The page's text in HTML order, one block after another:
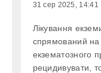
31 сер 2025, 14:41
Лікування
спрямований на
екзематозного
рецидивувати,